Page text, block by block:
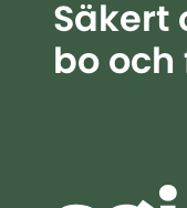
Säkert
bo